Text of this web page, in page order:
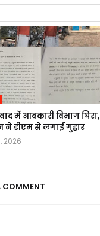
में आबकारी विभाग घिरा,
ने डीएम से लगाई गुहार
2026
COMMENT